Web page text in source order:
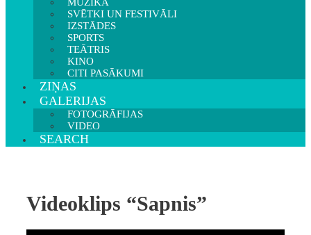
SVĒTKI UN FESTIVĀLI
IZSTĀDES
SPORTS
TEĀTRIS
KINO
CITI PASĀKUMI
ZIŅAS
GALERIJAS
FOTOGRĀFIJAS
VIDEO
SEARCH
Videoklips “Sapnis”